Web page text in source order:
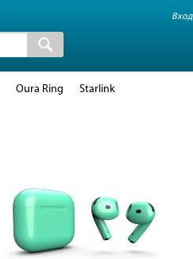
Вход
Oura Ring Starlink